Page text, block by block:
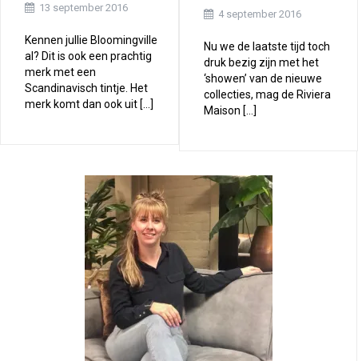
13 september 2016
Kennen jullie Bloomingville
al? Dit is ook een prachtig
merk met een
Scandinavisch tintje. Het
merk komt dan ook uit […]
4 september 2016
Nu we de laatste tijd toch
druk bezig zijn met het
‘showen’ van de nieuwe
collecties, mag de Riviera
Maison […]